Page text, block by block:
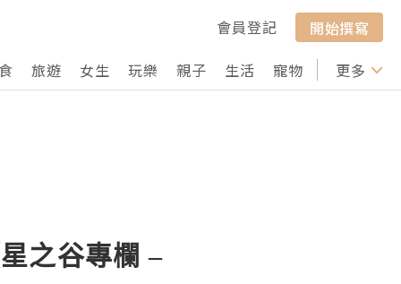
會員登記
開始撰寫
旅遊 女生 玩樂 親子 生活 寵物 行山 打卡
更多
之谷專欄 –